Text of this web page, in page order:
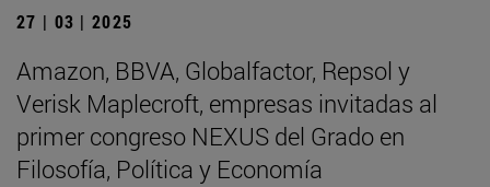
27 | 03 | 2025
Amazon, BBVA, Globalfactor, Repsol y
Verisk Maplecroft, empresas invitadas al
primer congreso NEXUS del Grado en
Filosofía, Política y Economía